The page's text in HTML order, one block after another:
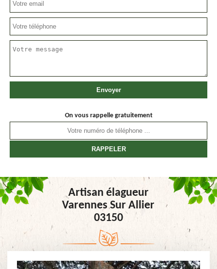
On vous rappelle gratuitement
Artisan élagueur
Varennes Sur Allier
03150